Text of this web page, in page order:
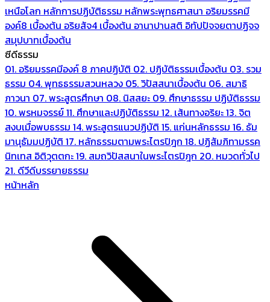
เหนือโลก หลักการปฏิบัติธรรม หลักพระพุทธศาสนา อริยมรรคมี
องค์8 เบื้องต้น อริยสัจ4 เบื้องต้น อานาปานสติ อิทัปปัจจยตาปฏิจจ
สมุปบาทเบื้องต้น
ซีดีธรรม
01. อริยมรรคมีองค์ 8 ภาคปฏิบัติ 02. ปฏิบัติธรรมเบื้องต้น 03. รวม
ธรรม 04. พุทธธรรมสวนหลวง 05. วิปัสสนาเบื้องต้น 06. สมาธิ
ภาวนา 07. พระสูตรศึกษา 08. นิสสยะ 09. ศึกษาธรรม ปฏิบัติธรรม
10. พรหมจรรย์11. ศึกษาและปฏิบัติธรรม 12. เส้นทางอริยะ13. จิต
สงบเมื่อพบธรรม 14. พระสูตรแนวปฏิบัติ 15. แก่นหลักธรรม 16. ธัม
มานุธัมมปฏิบัติ 17. หลักธรรมตามพระไตรปิฎก 18. ปฏิสัมภิทามรรค
นิทเทส อิติวุตตกะ19. สมถวิปัสสนาในพระไตรปิฎก 20. หมวดทั่วไป
21. ดีวีดีบรรยายธรรม
หน้าหลัก